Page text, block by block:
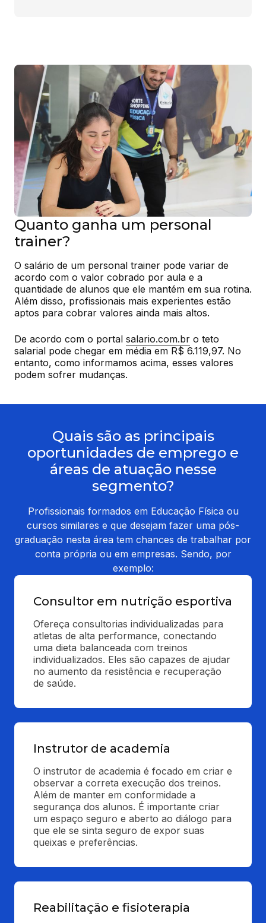
Quanto ganha um personal
trainer?
O salário de um personal trainer pode variar de
acordo com o valor cobrado por aula e a
quantidade de alunos que ele mantém em sua rotina.
Além disso, profissionais mais experientes estão
aptos para cobrar valores ainda mais altos.
De acordo com o portal salario.com.br o teto
salarial pode chegar em média em R$ 6.119,97. No
entanto, como informamos acima, esses valores
podem sofrer mudanças.
Quais são as principais
oportunidades de emprego e
áreas de atuação nesse
segmento?
Profissionais formados em Educação Física ou
cursos similares e que desejam fazer uma pós-
graduação nesta área tem chances de trabalhar por
conta própria ou em empresas. Sendo, por
exemplo:
Consultor em nutrição esportiva
Ofereça consultorias individualizadas para
atletas de alta performance, conectando
uma dieta balanceada com treinos
individualizados. Eles são capazes de ajudar
no aumento da resistência e recuperação
de saúde.
Instrutor de academia
O instrutor de academia é focado em criar e
observar a correta execução dos treinos.
Além de manter em conformidade a
segurança dos alunos. É importante criar
um espaço seguro e aberto ao diálogo para
que ele se sinta seguro de expor suas
queixas e preferências.
Reabilitação e fisioterapia